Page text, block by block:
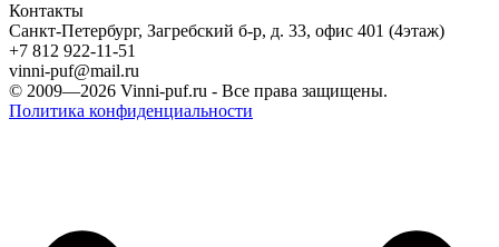
Контакты
Санкт-Петербург, Загребский б-р, д. 33, офис 401 (4этаж)
+7 812 922-11-51
vinni-puf@mail.ru
© 2009—2026 Vinni-puf.ru - Все права защищены.
Политика конфиденциальности